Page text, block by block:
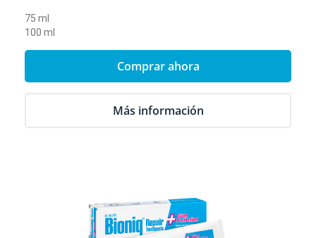
75 ml
100 ml
Comprar ahora
Más información